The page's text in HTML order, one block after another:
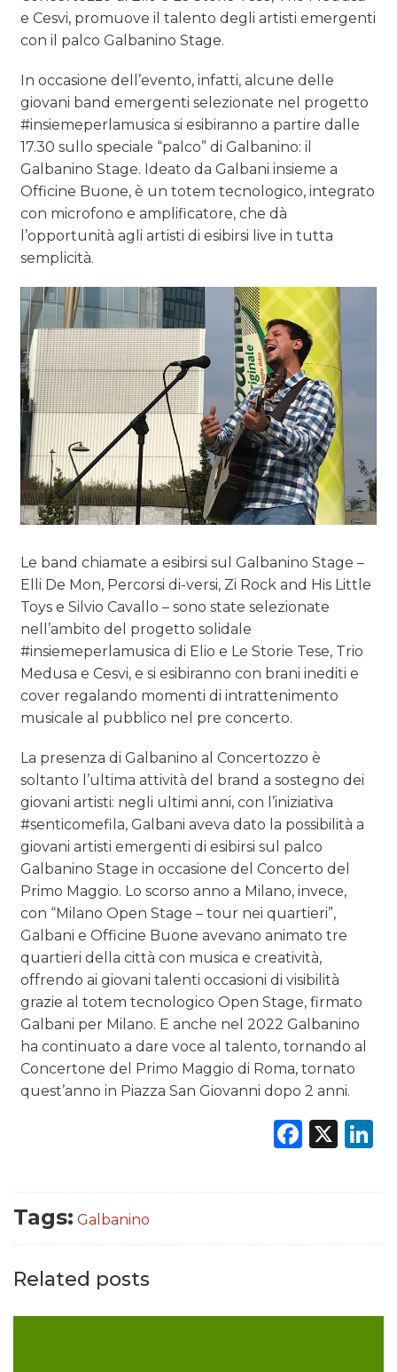
OPINIONI
e Cesvi, promuove il talento degli artisti emergenti
con il palco Galbanino Stage.
In occasione dell’evento, infatti, alcune delle
giovani band emergenti selezionate nel progetto
#insiemeperlamusica si esibiranno a partire dalle
17.30 sullo speciale “palco” di Galbanino: il
Galbanino Stage. Ideato da Galbani insieme a
Officine Buone, è un totem tecnologico, integrato
con microfono e amplificatore, che dà
l’opportunità agli artisti di esibirsi live in tutta
semplicità.
Le band chiamate a esibirsi sul Galbanino Stage –
Elli De Mon, Percorsi di-versi, Zi Rock and His Little
Toys e Silvio Cavallo – sono state selezionate
nell’ambito del progetto solidale
#insiemeperlamusica di Elio e Le Storie Tese, Trio
Medusa e Cesvi, e si esibiranno con brani inediti e
cover regalando momenti di intrattenimento
musicale al pubblico nel pre concerto.
La presenza di Galbanino al Concertozzo è
soltanto l’ultima attività del brand a sostegno dei
giovani artisti: negli ultimi anni, con l’iniziativa
#senticomefila, Galbani aveva dato la possibilità a
giovani artisti emergenti di esibirsi sul palco
Galbanino Stage in occasione del Concerto del
Primo Maggio. Lo scorso anno a Milano, invece,
con “Milano Open Stage – tour nei quartieri”,
Galbani e Officine Buone avevano animato tre
quartieri della città con musica e creatività,
offrendo ai giovani talenti occasioni di visibilità
grazie al totem tecnologico Open Stage, firmato
Galbani per Milano. E anche nel 2022 Galbanino
ha continuato a dare voce al talento, tornando al
Concertone del Primo Maggio di Roma, tornato
quest’anno in Piazza San Giovanni dopo 2 anni.
X
Tags: Galbanino
Related posts